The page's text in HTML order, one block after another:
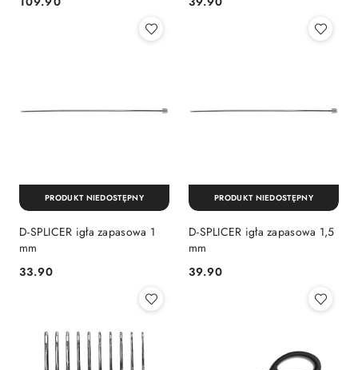
Cena: Cena:
D-SPLICER igła zapasowa 1
mm
Cena:
33.90
PRODUKT NIEDOSTĘPNY
D-SPLICER igła zapasowa 1,5
mm
Cena:
39.90
PRODUKT NIEDOSTĘPNY